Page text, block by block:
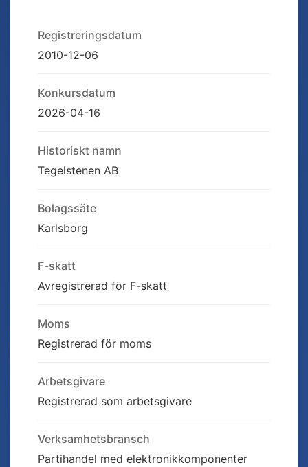
Registreringsdatum
2010-12-06
Konkursdatum
2026-04-16
Historiskt namn
Tegelstenen AB
Bolagssäte
Karlsborg
F-skatt
Avregistrerad för F-skatt
Moms
Registrerad för moms
Arbetsgivare
Registrerad som arbetsgivare
Verksamhetsbransch
Partihandel med elektronikkomponenter